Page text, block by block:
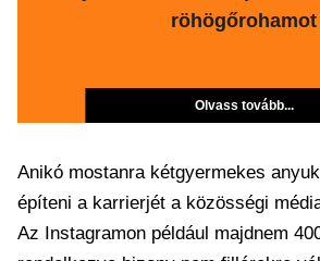
röhögőrohamot
Olvass tovább...
Anikó mostanra kétgyermekes
építeni a karrierjét a közösségi
Az Instagramon például majdnem